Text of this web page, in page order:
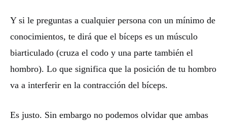
Y si le preguntas a cualquier persona con un mínimo de
conocimientos, te dirá que el bíceps es un músculo
biarticulado (cruza el codo y una parte también el
hombro). Lo que significa que la posición de tu hombro
va a interferir en la contracción del bíceps.
Es justo. Sin embargo no podemos olvidar que ambas